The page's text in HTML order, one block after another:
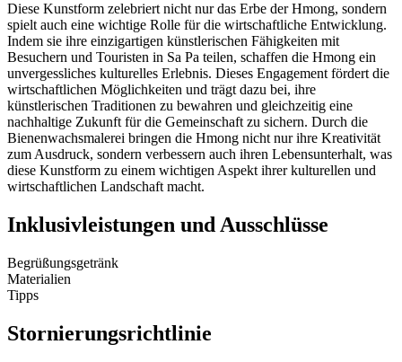
Diese Kunstform zelebriert nicht nur das Erbe der Hmong, sondern
spielt auch eine wichtige Rolle für die wirtschaftliche Entwicklung.
Indem sie ihre einzigartigen künstlerischen Fähigkeiten mit
Besuchern und Touristen in Sa Pa teilen, schaffen die Hmong ein
unvergessliches kulturelles Erlebnis. Dieses Engagement fördert die
wirtschaftlichen Möglichkeiten und trägt dazu bei, ihre
künstlerischen Traditionen zu bewahren und gleichzeitig eine
nachhaltige Zukunft für die Gemeinschaft zu sichern. Durch die
Bienenwachsmalerei bringen die Hmong nicht nur ihre Kreativität
zum Ausdruck, sondern verbessern auch ihren Lebensunterhalt, was
diese Kunstform zu einem wichtigen Aspekt ihrer kulturellen und
wirtschaftlichen Landschaft macht.
Inklusivleistungen und Ausschlüsse
Begrüßungsgetränk
Materialien
Tipps
Stornierungsrichtlinie